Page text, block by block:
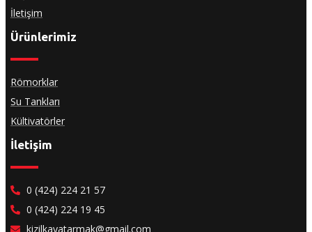
İletişim
Ürünlerimiz
Römorklar
Su Tankları
Kültivatörler
İletişim
0 (424) 224 21 57
0 (424) 224 19 45
kizilkayatarmak@gmail.com